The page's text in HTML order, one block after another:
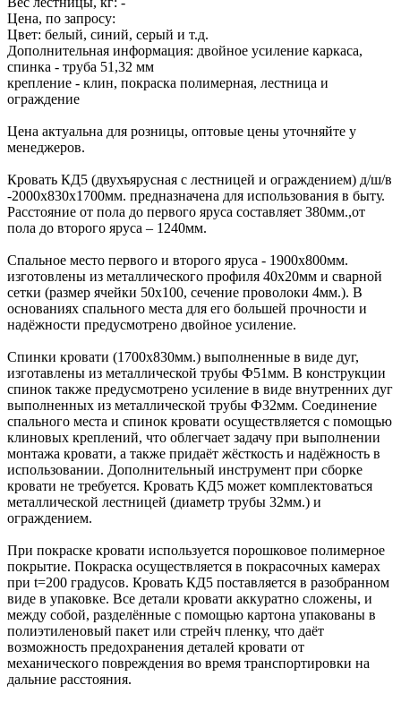
Цена, по запросу:
Цвет: белый, синий, серый и т.д.
Дополнительная информация: двойное усиление каркаса,
спинка - труба 51,32 мм
крепление - клин, покраска полимерная, лестница и
ограждение
Цена актуальна для розницы, оптовые цены уточняйте у
менеджеров.
Кровать КД5 (двухъярусная с лестницей и ограждением) д/ш/в
-2000х830х1700мм. предназначена для использования в быту.
Расстояние от пола до первого яруса составляет 380мм.,от
пола до второго яруса – 1240мм.
Спальное место первого и второго яруса - 1900х800мм.
изготовлены из металлического профиля 40х20мм и сварной
сетки (размер ячейки 50х100, сечение проволоки 4мм.). В
основаниях спального места для его большей прочности и
надёжности предусмотрено двойное усиление.
Спинки кровати (1700х830мм.) выполненные в виде дуг,
изготавлены из металлической трубы Ф51мм. В конструкции
спинок также предусмотрено усиление в виде внутренних дуг
выполненных из металлической трубы Ф32мм. Соединение
спального места и спинок кровати осуществляется с помощью
клиновых креплений, что облегчает задачу при выполнении
монтажа кровати, а также придаёт жёсткость и надёжность в
использовании. Дополнительный инструмент при сборке
кровати не требуется. Кровать КД5 может комплектоваться
металлической лестницей (диаметр трубы 32мм.) и
ограждением.
При покраске кровати используется порошковое полимерное
покрытие. Покраска осуществляется в покрасочных камерах
при t=200 градусов. Кровать КД5 поставляется в разобранном
виде в упаковке. Все детали кровати аккуратно сложены, и
между собой, разделённые с помощью картона упакованы в
полиэтиленовый пакет или стрейч пленку, что даёт
возможность предохранения деталей кровати от
механического повреждения во время транспортировки на
дальние расстояния.